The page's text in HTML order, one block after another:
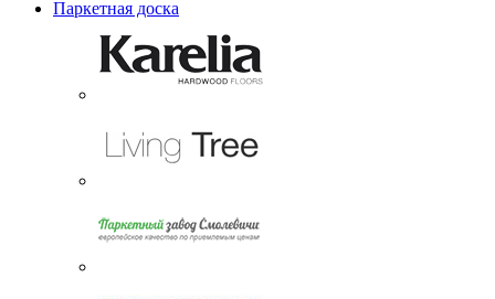
Паркетная доска